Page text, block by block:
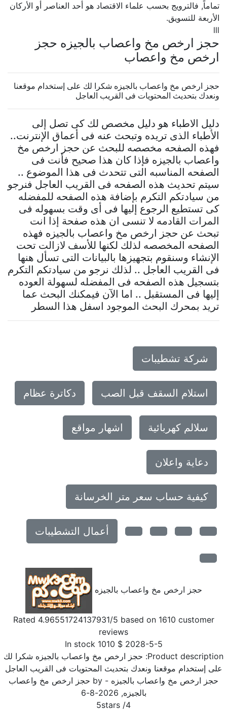
تماماً, فالترويج بحسب علماء الاقتصاد هو أحد العناصر أو الأركان
الأربعة للتسويق.
حجز ارخص مخ واعصاب بالجيزه حجز
ارخص مخ واعصاب
حجز ارخص مخ واعصاب بالجيزه شكرا لك على إستخدام موقعنا
ونعدك بتحديث المحتويات فى القريب العاجل
دليل الاطباء هو دليل مخصص لك كى تصل إلى
الأطباء الذى تريده وتبحث عنه فى أعماق الإنترنت..
فهذه الصفحه مخصصه للبحث عن حجز ارخص مخ
واعصاب بالجيزه فإذا كان هذا صحيح فأنت فى
الصفحه المناسبه التى تتحدث فى هذا الموضوع ..
سيتم تحديث هذه الصفحه فى القريب العاجل فنرجو
من سيادتكم التكرم بإضافة هذه الصفحه للمفضله
كى تستطيع الرجوع إليها فى أى وقت بسهوله فى
المرات القادمه لا تنسى ان هذه صفحة إذا انت
تبحث عن حجز ارخص مخ واعصاب بالجيزه فهذه
الصفحه المخصصه لذلك لكنها للأسف لازالت تحت
الإنشاء وسنقوم بتجهيزها بالبيانات التى تسأل هنها
فى القريب العاجل .. لذلك نرجو من سيادتكم التكرم
بتسجيل هذه الصفحه فى المفضله لسهولة العوده
إليها فى المستقبل .. اما الآن فيمكنك البحث عما
تريد بمحرك البحث الموجود اسفل هذا السطر
شركة تشطيبات
استلام السقف قبل الصب دكاترة عظام
سلالم كهربائية اشهار مواقع
دعاية واعلان
كيفية حساب سعر متر الخرسانة
أعمال التشطيبات
حجز ارخص مخ واعصاب بالجيزه
Rated4.96551724137931/5 based on1610customer
reviews
2028-5-5
$
1010
In stock
Product حجز ارخص مخ واعصاب بالجيزه شكرا لك
إستخدام موقعنا ونعدك بتحديث المحتويات فى القريب العاجل
حجز ارخص مخ واعصاب بالجيزه- by
حجز ارخص مخ واعصاب
بالجيزه,
2026-8-6
/
5stars